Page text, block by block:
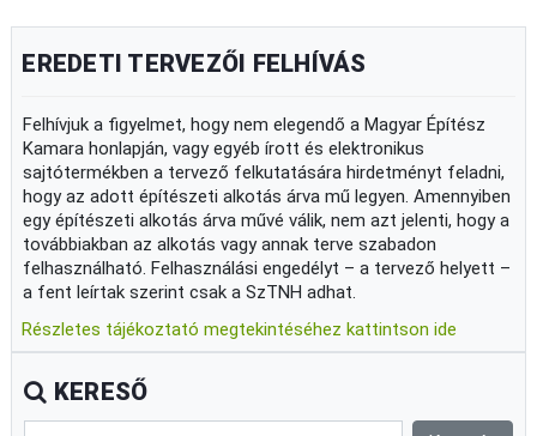
EREDETI TERVEZŐI FELHÍVÁS
Felhívjuk a figyelmet, hogy nem elegendő a Magyar Építész
Kamara honlapján, vagy egyéb írott és elektronikus
sajtótermékben a tervező felkutatására hirdetményt feladni,
hogy az adott építészeti alkotás árva mű legyen. Amennyiben
egy építészeti alkotás árva művé válik, nem azt jelenti, hogy a
továbbiakban az alkotás vagy annak terve szabadon
felhasználható. Felhasználási engedélyt – a tervező helyett –
a fent leírtak szerint csak a SzTNH adhat.
Részletes tájékoztató megtekintéséhez kattintson ide
KERESŐ